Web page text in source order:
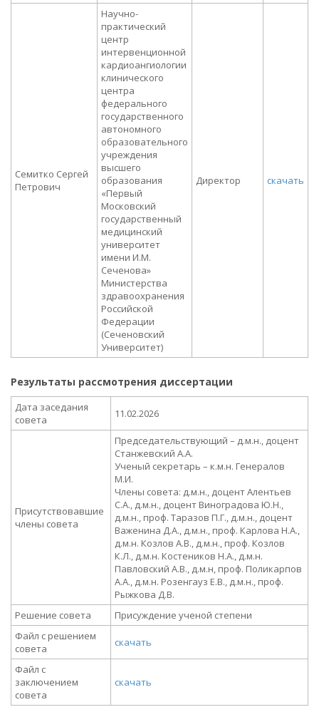
Семитко Сергей
Петрович
Научно-
практический
центр
интервенционной
кардиоангиологии
клинического
центра
федерального
государственного
автономного
образовательного
учреждения
высшего
образования
«Первый
Московский
государственный
медицинский
университет
имени И.М.
Сеченова»
Министерства
здравоохранения
Российской
Федерации
(Сеченовский
Университет)
Директор скачать
Результаты рассмотрения диссертации
Дата заседания
совета
11.02.2026
Присутствовавшие
члены совета
Председательствующий – д.м.н., доцент
Станжевский А.А.
Ученый секретарь – к.м.н. Генералов
М.И.
Члены совета: д.м.н., доцент Алентьев
С.А., д.м.н., доцент Виноградова Ю.Н.,
д.м.н., проф. Таразов П.Г., д.м.н., доцент
Важенина Д.А., д.м.н., проф. Карлова Н.А.,
д.м.н. Козлов А.В., д.м.н., проф. Козлов
К.Л., д.м.н. Костеников Н.А., д.м.н.
Павловский А.В., д.м.н, проф. Поликарпов
А.А., д.м.н. Розенгауз Е.В., д.м.н., проф.
Рыжкова Д.В.
Решение совета
Присуждение ученой степени
Файл с решением
совета
скачать
Файл с
заключением
совета
скачать